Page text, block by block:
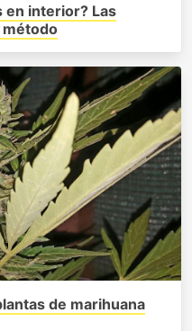
en interior? Las
método
de marihuana